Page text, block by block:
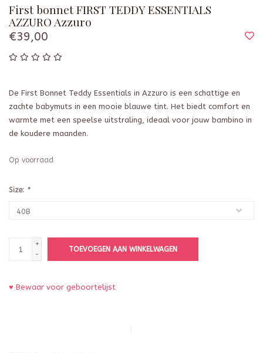
First bonnet FIRST TEDDY ESSENTIALS
AZZURO Azzuro
€39,00
De First Bonnet Teddy Essentials in Azzuro is een schattige en
zachte babymuts in een mooie blauwe tint. Het biedt comfort en
warmte met een speelse uitstraling, ideaal voor jouw bambino in
de koudere maanden.
Op voorraad
Size: *
+
-
TOEVOEGEN AAN WINKELWAGEN
♥ Bewaar voor geboortelijst